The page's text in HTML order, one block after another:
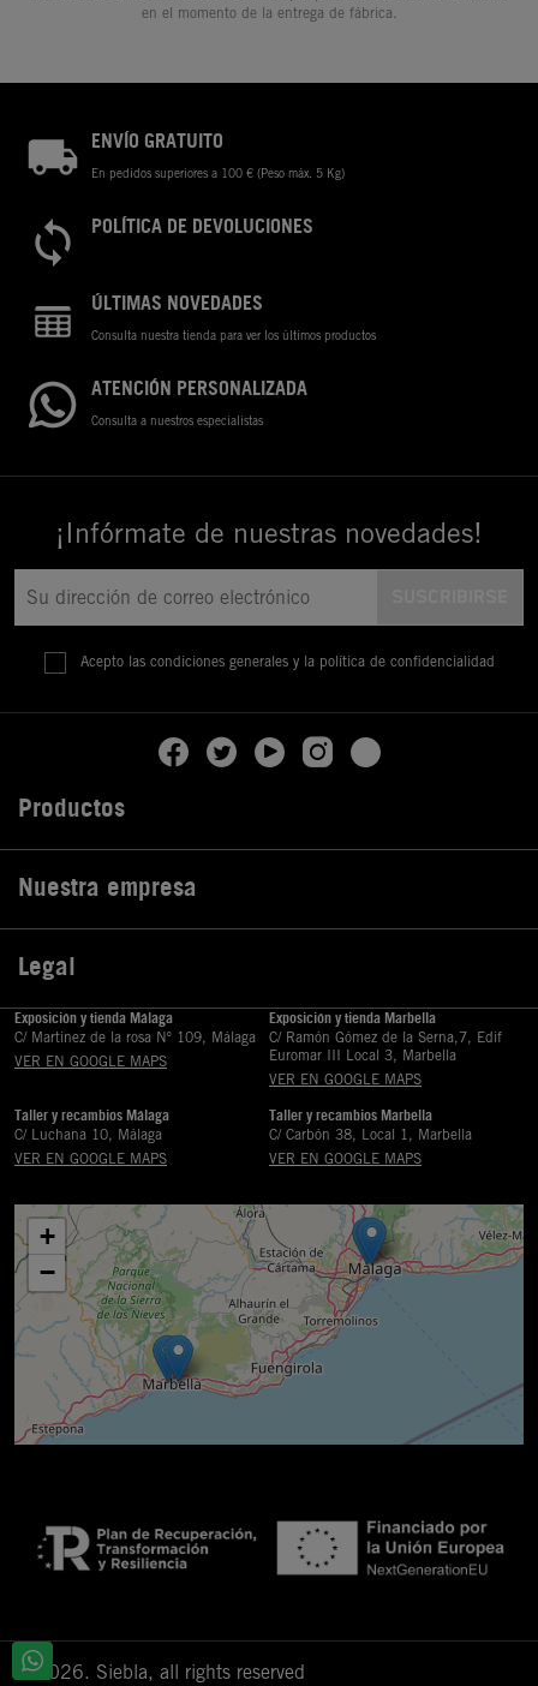
en el momento de la entrega de fábrica.
ENVÍO GRATUITO
En pedidos superiores a 100 € (Peso máx. 5 Kg)
POLÍTICA DE DEVOLUCIONES
ÚLTIMAS NOVEDADES
Consulta nuestra tienda para ver los últimos productos
ATENCIÓN PERSONALIZADA
Consulta a nuestros especialistas
¡Infórmate de nuestras novedades!
Acepto las condiciones generales y la política de confidencialidad
Productos
Nuestra empresa
Legal
Exposición y tienda Málaga
C/ Martinez de la rosa Nº 109, Málaga
VER EN GOOGLE MAPS
Exposición y tienda Marbella
C/ Ramón Gómez de la Serna,7, Edif
Euromar III Local 3, Marbella
VER EN GOOGLE MAPS
Taller y recambios Málaga
C/ Luchana 10, Málaga
VER EN GOOGLE MAPS
Taller y recambios Marbella
C/ Carbón 38, Local 1, Marbella
VER EN GOOGLE MAPS
+
−
© 2026. Siebla, all rights reserved